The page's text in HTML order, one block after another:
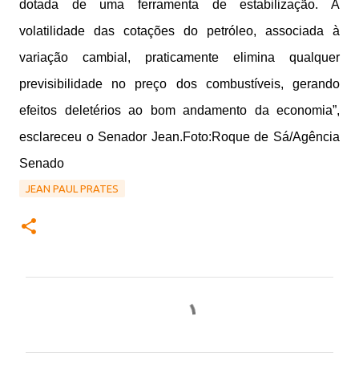
dotada de uma ferramenta de estabilização. A
volatilidade das cotações do petróleo, associada à
variação cambial, praticamente elimina qualquer
previsibilidade no preço dos combustíveis, gerando
efeitos deletérios ao bom andamento da economia”,
esclareceu o Senador Jean.Foto:Roque de Sá/Agência
Senado
JEAN PAUL PRATES